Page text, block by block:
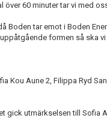
60 minuter tar vi med
Boden tar emot i Boden
formen så ska
Kou Aune 2, Filippa Ryd
gick utmärkselsen till Sofia